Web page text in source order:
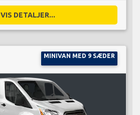
VIS DETALJER...
MINIVAN MED 9 SÆDER